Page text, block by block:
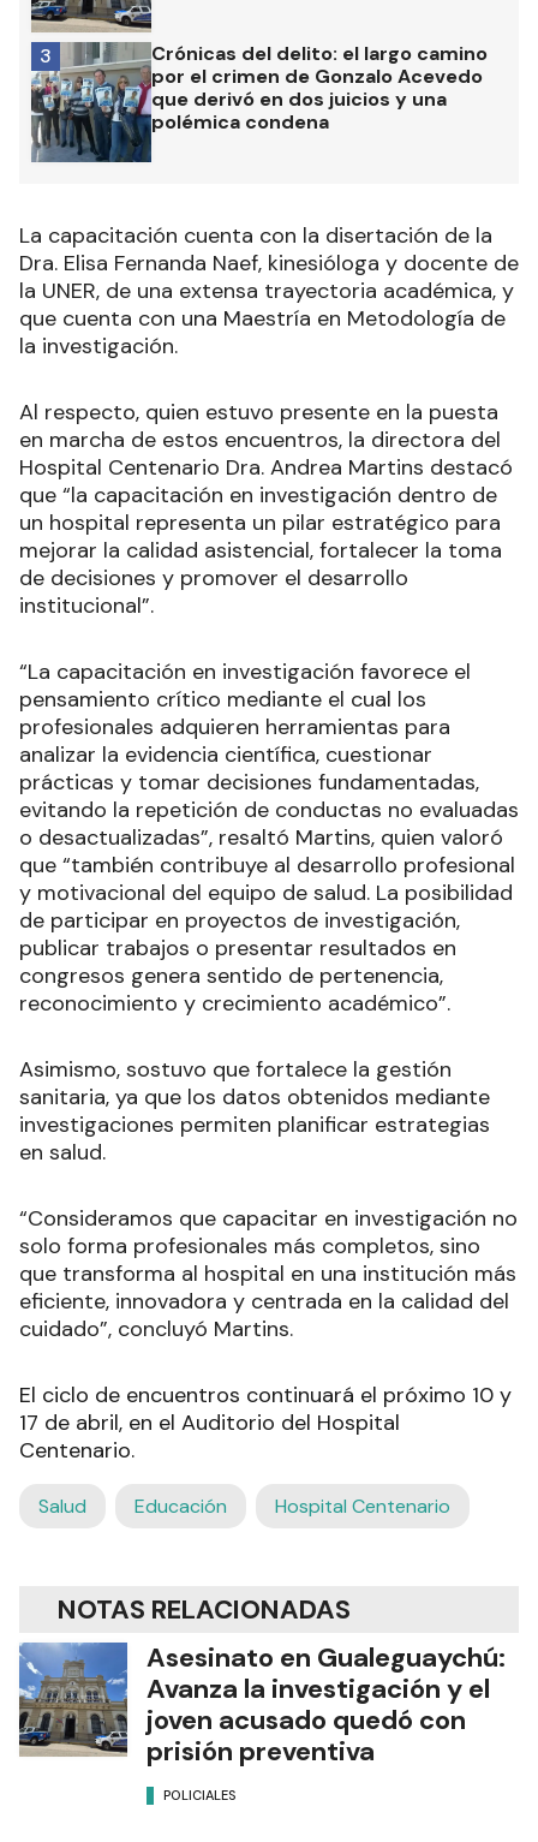
Crónicas del delito: el largo camino
por el crimen de Gonzalo Acevedo
que derivó en dos juicios y una
polémica condena
3
La capacitación cuenta con la disertación de la
Dra. Elisa Fernanda Naef, kinesióloga y docente de
la UNER, de una extensa trayectoria académica, y
que cuenta con una Maestría en Metodología de
la investigación.
Al respecto, quien estuvo presente en la puesta
en marcha de estos encuentros, la directora del
Hospital Centenario Dra. Andrea Martins destacó
que “la capacitación en investigación dentro de
un hospital representa un pilar estratégico para
mejorar la calidad asistencial, fortalecer la toma
de decisiones y promover el desarrollo
institucional”.
“La capacitación en investigación favorece el
pensamiento crítico mediante el cual los
profesionales adquieren herramientas para
analizar la evidencia científica, cuestionar
prácticas y tomar decisiones fundamentadas,
evitando la repetición de conductas no evaluadas
o desactualizadas”, resaltó Martins, quien valoró
que “también contribuye al desarrollo profesional
y motivacional del equipo de salud. La posibilidad
de participar en proyectos de investigación,
publicar trabajos o presentar resultados en
congresos genera sentido de pertenencia,
reconocimiento y crecimiento académico”.
Asimismo, sostuvo que fortalece la gestión
sanitaria, ya que los datos obtenidos mediante
investigaciones permiten planificar estrategias
en salud.
“Consideramos que capacitar en investigación no
solo forma profesionales más completos, sino
que transforma al hospital en una institución más
eficiente, innovadora y centrada en la calidad del
cuidado”, concluyó Martins.
El ciclo de encuentros continuará el próximo 10 y
17 de abril, en el Auditorio del Hospital
Centenario.
Salud Educación Hospital Centenario
NOTAS RELACIONADAS
Asesinato en Gualeguaychú:
Avanza la investigación y el
joven acusado quedó con
prisión preventiva
POLICIALES